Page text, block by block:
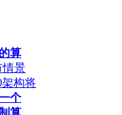
算
情景
架构将
个